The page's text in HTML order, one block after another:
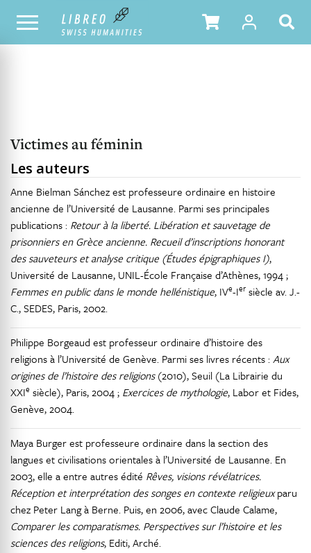
NOTRE CATALOGUE TABLE DES MATIÈRES
Victimes au féminin
Les auteurs
Anne Bielman Sánchez est professeure ordinaire en histoire
ancienne de l’Université de Lausanne. Parmi ses principales
publications : Retour à la liberté. Libération et sauvetage de
prisonniers en Grèce ancienne. Recueil d’inscriptions honorant
des sauveteurs et analyse critique (Études épigraphiques I),
Université de Lausanne, UNIL-École Française d’Athènes, 1994 ;
Femmes en public dans le monde hellénistique, IVe-Ier siècle av. J.-
C., SEDES, Paris, 2002.
Philippe Borgeaud est professeur ordinaire d’histoire des
religions à l’Université de Genève. Parmi ses livres récents :Aux
origines de l’histoire des religions(2010), Seuil (La Librairie du
XXIe siècle), Paris, 2004 ; Exercices de mythologie, Labor et Fides,
Genève, 2004.
Maya Burger est professeure ordinaire dans la section des
langues et civilisations orientales à l’Université de Lausanne. En
2003, elle a entre autres édité Rêves, visions révélatrices.
Réception et interprétation des songes en contexte religieuxparu
chez Peter Lang à Berne. Puis, en 2006, avec Claude Calame,
Comparer les comparatismes. Perspectives sur l’histoire et les
sciences des religions, Editi, Arché.